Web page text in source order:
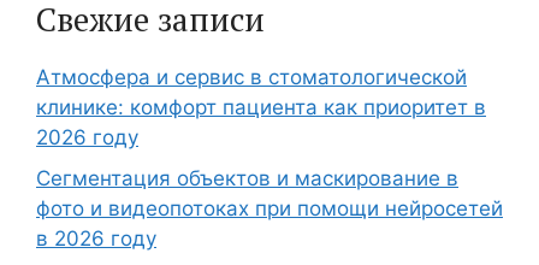
Свежие записи
Атмосфера и сервис в стоматологической
клинике: комфорт пациента как приоритет в
2026 году
Сегментация объектов и маскирование в
фото и видеопотоках при помощи нейросетей
в 2026 году